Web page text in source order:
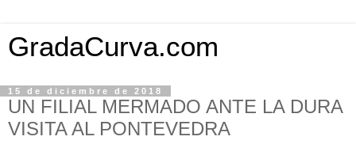
GradaCurva.com
15 de diciembre de 2018
UN FILIAL MERMADO ANTE LA DURA
VISITA AL PONTEVEDRA